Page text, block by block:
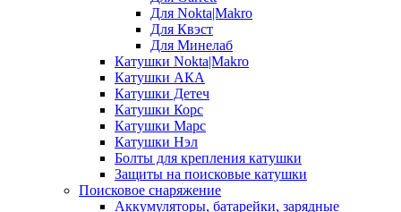
Для Nokta|Makro
Для Квэст
Для Минелаб
Катушки Nokta|Makro
Катушки АКА
Катушки Детеч
Катушки Корс
Катушки Марс
Катушки Нэл
Болты для крепления катушки
Защиты на поисковые катушки
Поисковое снаряжение
Аккумуляторы, батарейки, зарядные